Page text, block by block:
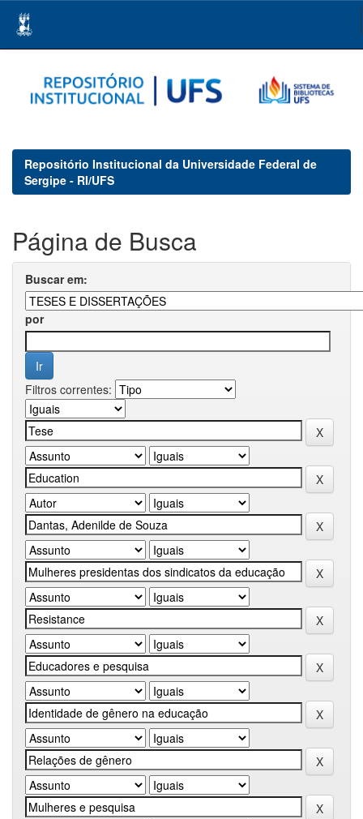
navigation
Repositório Institucional da Universidade Federal de
Sergipe - RI/UFS
Página de Busca
Buscar em:
por
Filtros correntes: